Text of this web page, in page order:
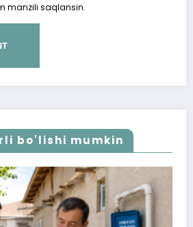
manzili saqlansin.
bo'lishi mumkin